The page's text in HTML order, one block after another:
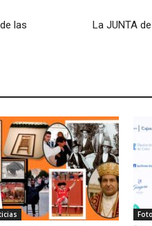
las
La JUNTA